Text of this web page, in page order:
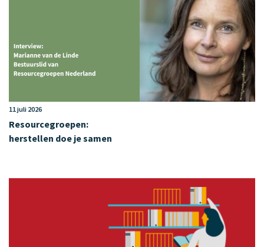
11 juli 2026
Resourcegroepen:
herstellen doe je samen